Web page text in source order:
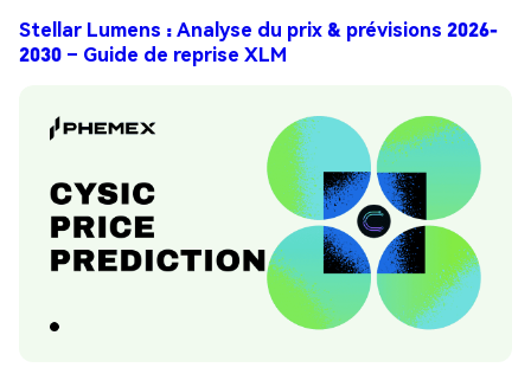
Stellar Lumens : Analyse du prix & prévisions 2026-
2030 – Guide de reprise XLM